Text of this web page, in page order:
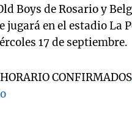
Boys de Rosario y
jugará en el estadio La
17 de septiembre.
HORARIO CONFIRMADOS